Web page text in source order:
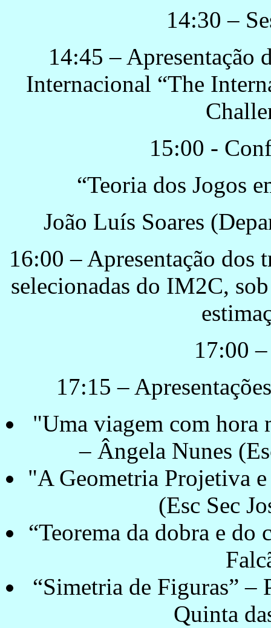
14:30 –
14:45 – Apresentação
Internacional “The
15:00 -
“Teoria dos Jogos
João Luís Soares
16:00 – Apresentação dos
selecionadas do IM2C,
17:00
17:15 –
"Uma viagem com hora
– Ângela Nunes
"A Geometria Projetiva
(Esc Sec
“Teorema da dobra e do
“Simetria de Figuras” –
Quinta